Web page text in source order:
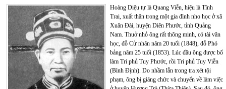
Hoàng Diệu tự là Quang Viễn, hiệu là Tĩnh
Trai, xuất thân trong một gia đình nho học ở xã
Xuân Đài, huyện Diên Phước, tỉnh Quảng
Nam. Thuở nhỏ ông rất thông minh, có tài văn
học, đỗ Cử nhân năm 20 tuổi (1848), đỗ Phó
bảng năm 25 tuổi (1853). Lúc đầu ông được bổ
làm Tri phủ Tuy Phước, rồi Tri phủ Tuy Viễn
(Bình Định). Do nhầm lẫn trong tra xét tội
phạm, ông bị giáng chức và chuyển về làm việc